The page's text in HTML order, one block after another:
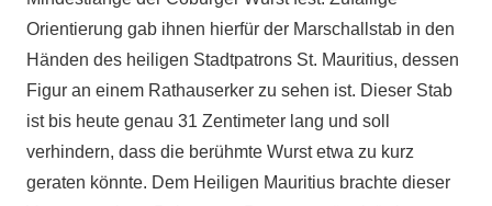
Orientierung gab ihnen hierfür der Marschallstab in den
Händen des heiligen Stadtpatrons St. Mauritius, dessen
Figur an einem Rathauserker zu sehen ist. Dieser Stab
ist bis heute genau 31 Zentimeter lang und soll
verhindern, dass die berühmte Wurst etwa zu kurz
geraten könnte. Dem Heiligen Mauritius brachte dieser